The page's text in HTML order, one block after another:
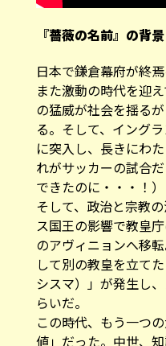
『薔薇の名前』の背
日本で鎌倉幕府が終
また激動の時代を迎
の猛威が社会を揺る
る。そして、イング
に突入し、長きにわ
れがサッカーの試合
できたのに・・・！）
そして、政治と宗教
ス国王の影響で教皇
のアヴィニョンへ移
して別の教皇を立て
シスマ）」が発生し
らいだ。
この時代、もう一つ
値」だった。中世、